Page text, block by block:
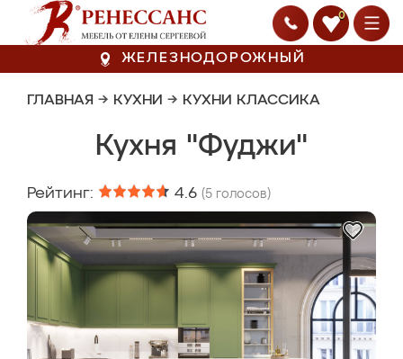
0
ЖЕЛЕЗНОДОРОЖНЫЙ
ГЛАВНАЯ → КУХНИ → КУХНИ КЛАССИКА
Кухня "Фуджи"
Рейтинг: 4.6 (5 голосов)